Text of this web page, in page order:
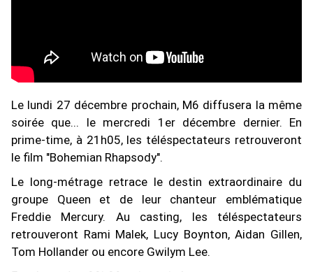
Le lundi 27 décembre prochain, M6 diffusera la même
soirée que... le mercredi 1er décembre dernier. En
prime-time, à 21h05, les téléspectateurs retrouveront
le film "Bohemian Rhapsody".
Le long-métrage retrace le destin extraordinaire du
groupe Queen et de leur chanteur emblématique
Freddie Mercury. Au casting, les téléspectateurs
retrouveront Rami Malek, Lucy Boynton, Aidan Gillen,
Tom Hollander ou encore Gwilym Lee.